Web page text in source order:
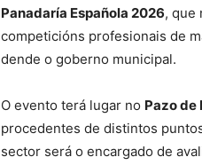
Panadaría Española 2026, que
competicións profesionais de
dende o goberno municipal.
O evento terá lugar no Pazo de
procedentes de distintos
sector será o encargado de